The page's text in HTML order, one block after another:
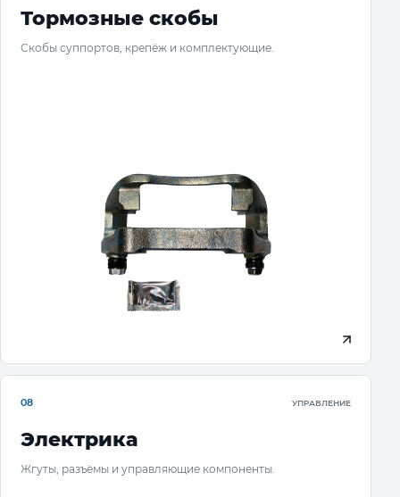
Тормозные скобы
Скобы суппортов, крепёж и комплектующие.
08 УПРАВЛЕНИЕ
Электрика
Жгуты, разъёмы и управляющие компоненты.